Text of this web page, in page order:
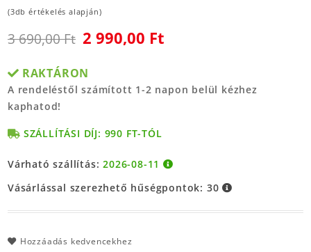
(3db értékelés alapján)
3 690,00 Ft 2 990,00 Ft
RAKTÁRON
A rendeléstől számított 1-2 napon belül kézhez
kaphatod!
SZÁLLÍTÁSI DÍJ: 990 FT-TÓL
Várható szállítás:2026-08-11
Vásárlással szerezhető hűségpontok: 30
Hozzáadás kedvencekhez